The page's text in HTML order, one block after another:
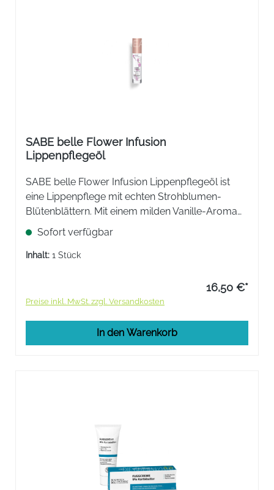
SABE belle Flower Infusion
Lippenpflegeöl
SABE belle Flower Infusion Lippenpflegeöl ist
eine Lippenpflege mit echten Strohblumen-
Blütenblättern. Mit einem milden Vanille-Aroma
für voller aussehende, pralle und glänzende
Sofort verfügbar
Inhalt: 1 Stück
16,50 €*
Preise inkl. MwSt. zzgl. Versandkosten
In den Warenkorb